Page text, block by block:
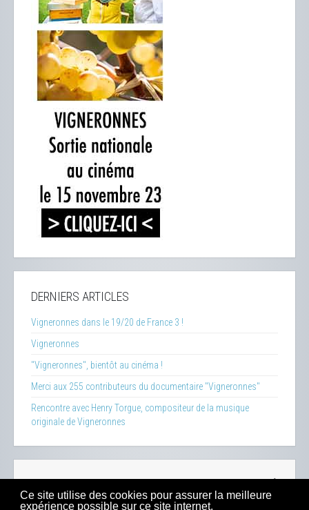
Ce site utilise des cookies pour assurer la meilleure
expérience possible sur ce site internet.
DERNIERS ARTICLES
Vigneronnes dans le 19/20 de France 3 !
Vigneronnes
"Vigneronnes", bientôt au cinéma !
Merci aux 255 contributeurs du documentaire "Vigneronnes"
Rencontre avec Henry Torgue, compositeur de la musique
originale de Vigneronnes
100% Bio-Presse -Sitemap -Mentions Légales-Contacts